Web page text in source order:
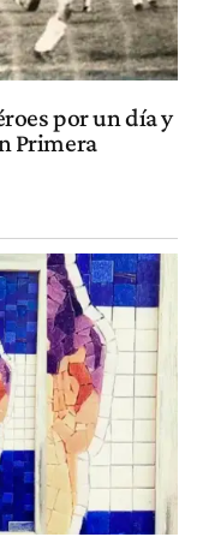
por un día y
Primera